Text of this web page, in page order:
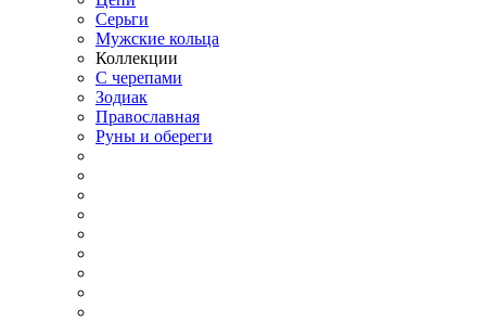
Серьги
Мужские кольца
Коллекции
С черепами
Зодиак
Православная
Руны и обереги